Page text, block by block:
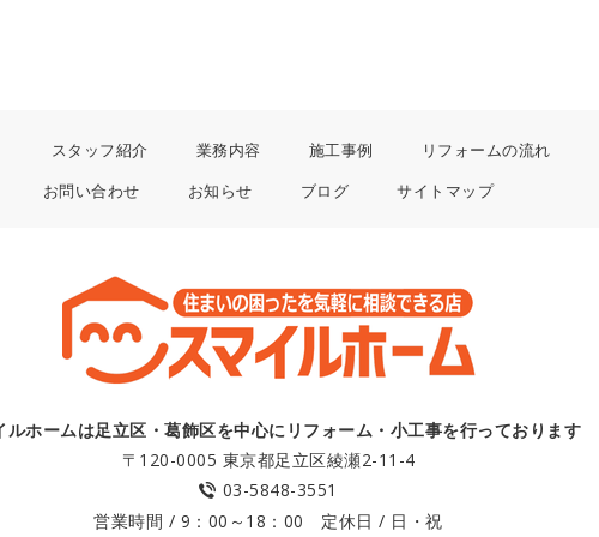
スタッフ紹介 業務内容 施工事例 リフォームの流れ
お問い合わせ
お知らせ ブログ サイトマップ
ルホームは足立区・葛飾区を中心にリフォーム・小工事を行っております
〒120-0005 東京都足立区綾瀬2-11-4
03-5848-3551
営業時間 / 9：00～18：00 定休日 / 日・祝